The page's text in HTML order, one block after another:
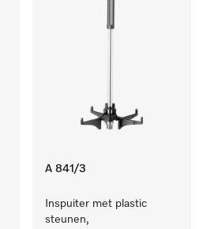
A 841/3
Inspuiter met plastic
steunen,